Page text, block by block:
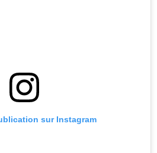
sur Instagram